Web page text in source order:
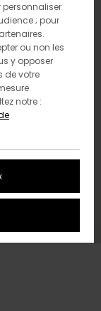
; pour
ou non les
y opposer
de votre
notre :